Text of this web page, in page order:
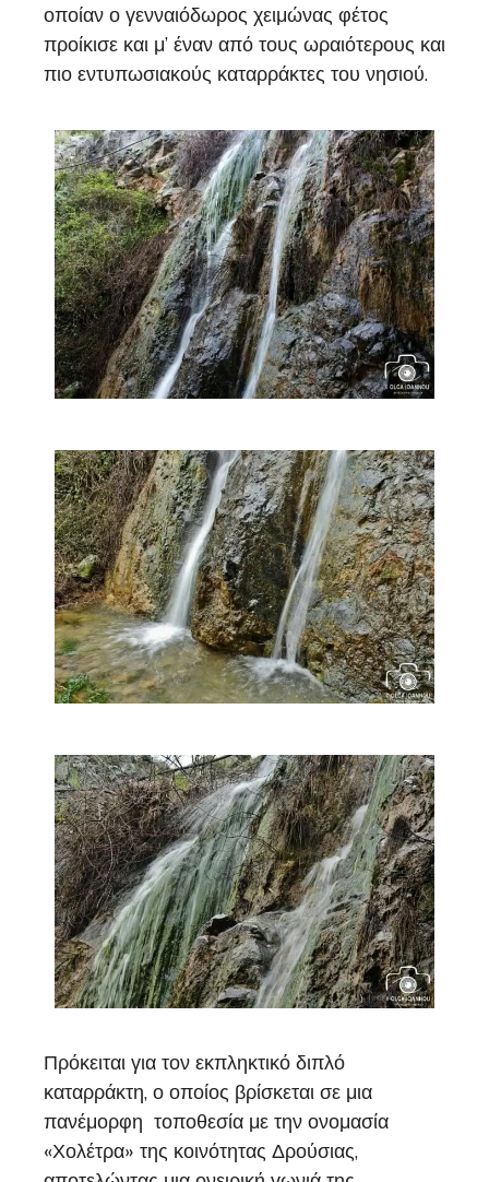
οποίαν ο γενναιόδωρος χειμώνας φέτος
προίκισε και μ’ έναν από τους ωραιότερους και
πιο εντυπωσιακούς καταρράκτες του νησιού.
Πρόκειται για τον εκπληκτικό διπλό
καταρράκτη, ο οποίος βρίσκεται σε μια
πανέμορφη τοποθεσία με την ονομασία
«Χολέτρα» της κοινότητας Δρούσιας,